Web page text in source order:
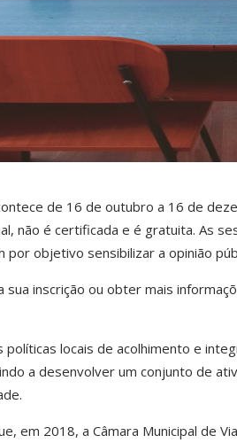
de 16 de outubro a 16 de
não é certificada e é gratuita. As
por objetivo sensibilizar a opinião
sua inscrição ou obter mais
políticas locais de acolhimento e
a desenvolver um conjunto de
em 2018, a Câmara Municipal de